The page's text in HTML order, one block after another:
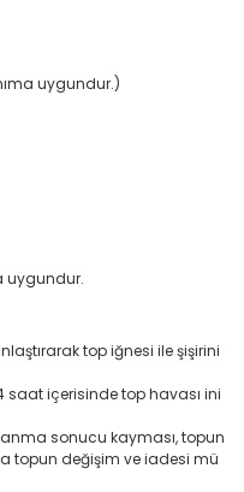
uygundur.)
uygundur.
top iğnesi ile şişirini
içerisinde top havası ini
sonucu kayması, topun
topun değişim ve iadesi mü